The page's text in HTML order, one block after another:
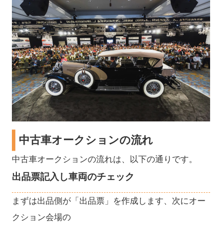
中古車オークションの流れ
中古車オークションの流れは、以下の通りです。
出品票記入し車両のチェック
まずは出品側が「出品票」を作成します、次にオー
クション会場の